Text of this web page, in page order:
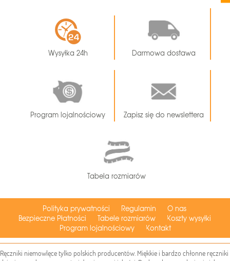
Wysyłka 24h Darmowa dostawa
Program lojalnościowy Zapisz się do newslettera
Tabela rozmiarów
Polityka prywatności Regulamin
O nas
Bezpieczne Płatności
Tabele rozmiarów
Koszty wysyłki
Program lojalnościowy
Kontakt
Ręczniki niemowlęce tylko polskich producentów. Miękkie i bardzo chłonne ręczniki